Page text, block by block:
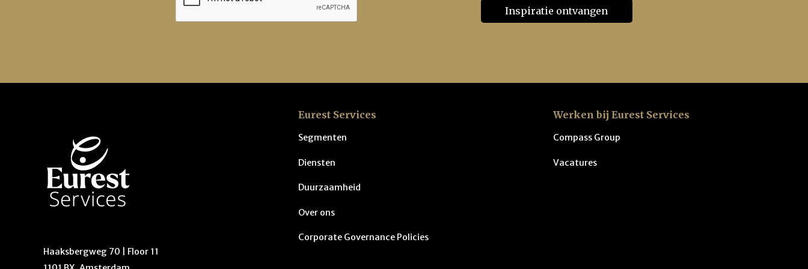
Haaksbergweg 70 | Floor 11
Eurest Services
Segmenten
Diensten
Duurzaamheid
Over ons
Corporate Governance Policies
Werken bij Eurest Services
Compass Group
Vacatures